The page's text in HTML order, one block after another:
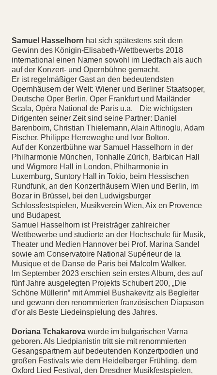
Samuel Hasselhorn hat sich spätestens seit dem
Gewinn des Königin-Elisabeth-Wettbewerbs 2018
international einen Namen sowohl im Liedfach als auch
auf der Konzert- und Opernbühne gemacht.
Er ist regelmäßiger Gast an den bedeutendsten
Opernhäusern der Welt: Wiener und Berliner Staatsoper,
Deutsche Oper Berlin, Oper Frankfurt und Mailänder
Scala, Opéra National de Paris u.a. Die wichtigsten
Dirigenten seiner Zeit sind seine Partner: Daniel
Barenboim, Christian Thielemann, Alain Altinoglu, Adam
Fischer, Philippe Herreweghe und Ivor Bolton.
Auf der Konzertbühne war Samuel Hasselhorn in der
Philharmonie München, Tonhalle Zürich, Barbican Hall
und Wigmore Hall in London, Philharmonie in
Luxemburg, Suntory Hall in Tokio, beim Hessischen
Rundfunk, an den Konzerthäusern Wien und Berlin, im
Bozar in Brüssel, bei den Ludwigsburger
Schlossfestspielen, Musikverein Wien, Aix en Provence
und Budapest.
Samuel Hasselhorn ist Preisträger zahlreicher
Wettbewerbe und studierte an der Hochschule für Musik,
Theater und Medien Hannover bei Prof. Marina Sandel
sowie am Conservatoire National Supérieur de la
Musique et de Danse de Paris bei Malcolm Walker.
Im September 2023 erschien sein erstes Album, des auf
fünf Jahre ausgelegten Projekts Schubert 200, „Die
Schöne Müllerin“ mit Ammiel Bushakevitz als Begleiter
und gewann den renommierten französischen Diapason
d’or als Beste Liedeinspielung des Jahres.
Doriana Tchakarova wurde im bulgarischen Varna
geboren. Als Liedpianistin tritt sie mit renommierten
Gesangspartnern auf bedeutenden Konzertpodien und
großen Festivals wie dem Heidelberger Frühling, dem
Oxford Lied Festival, den Dresdner Musikfestspielen,